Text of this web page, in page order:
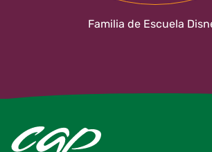
Familia de Escuela